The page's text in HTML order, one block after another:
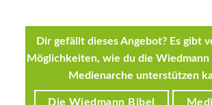
Dir gefällt dieses Angebot? Es gibt
Möglichkeiten, wie du die
Medienarche unterstützen
Die Wiedmann Bibel